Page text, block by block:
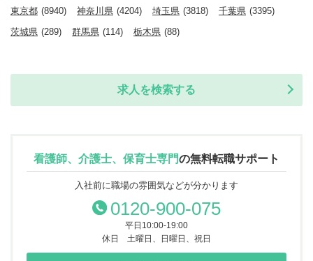
東京都 (8940) 神奈川県 (4204) 埼玉県 (3818) 千葉県 (3395)
茨城県 (289) 群馬県 (114) 栃木県 (88)
求人を検索する
看護師、介護士、保育士専門の無料転職サポート
入社前に職場の雰囲気などが分かります
0120-900-075
平日10:00-19:00
休日 土曜日、日曜日、祝日